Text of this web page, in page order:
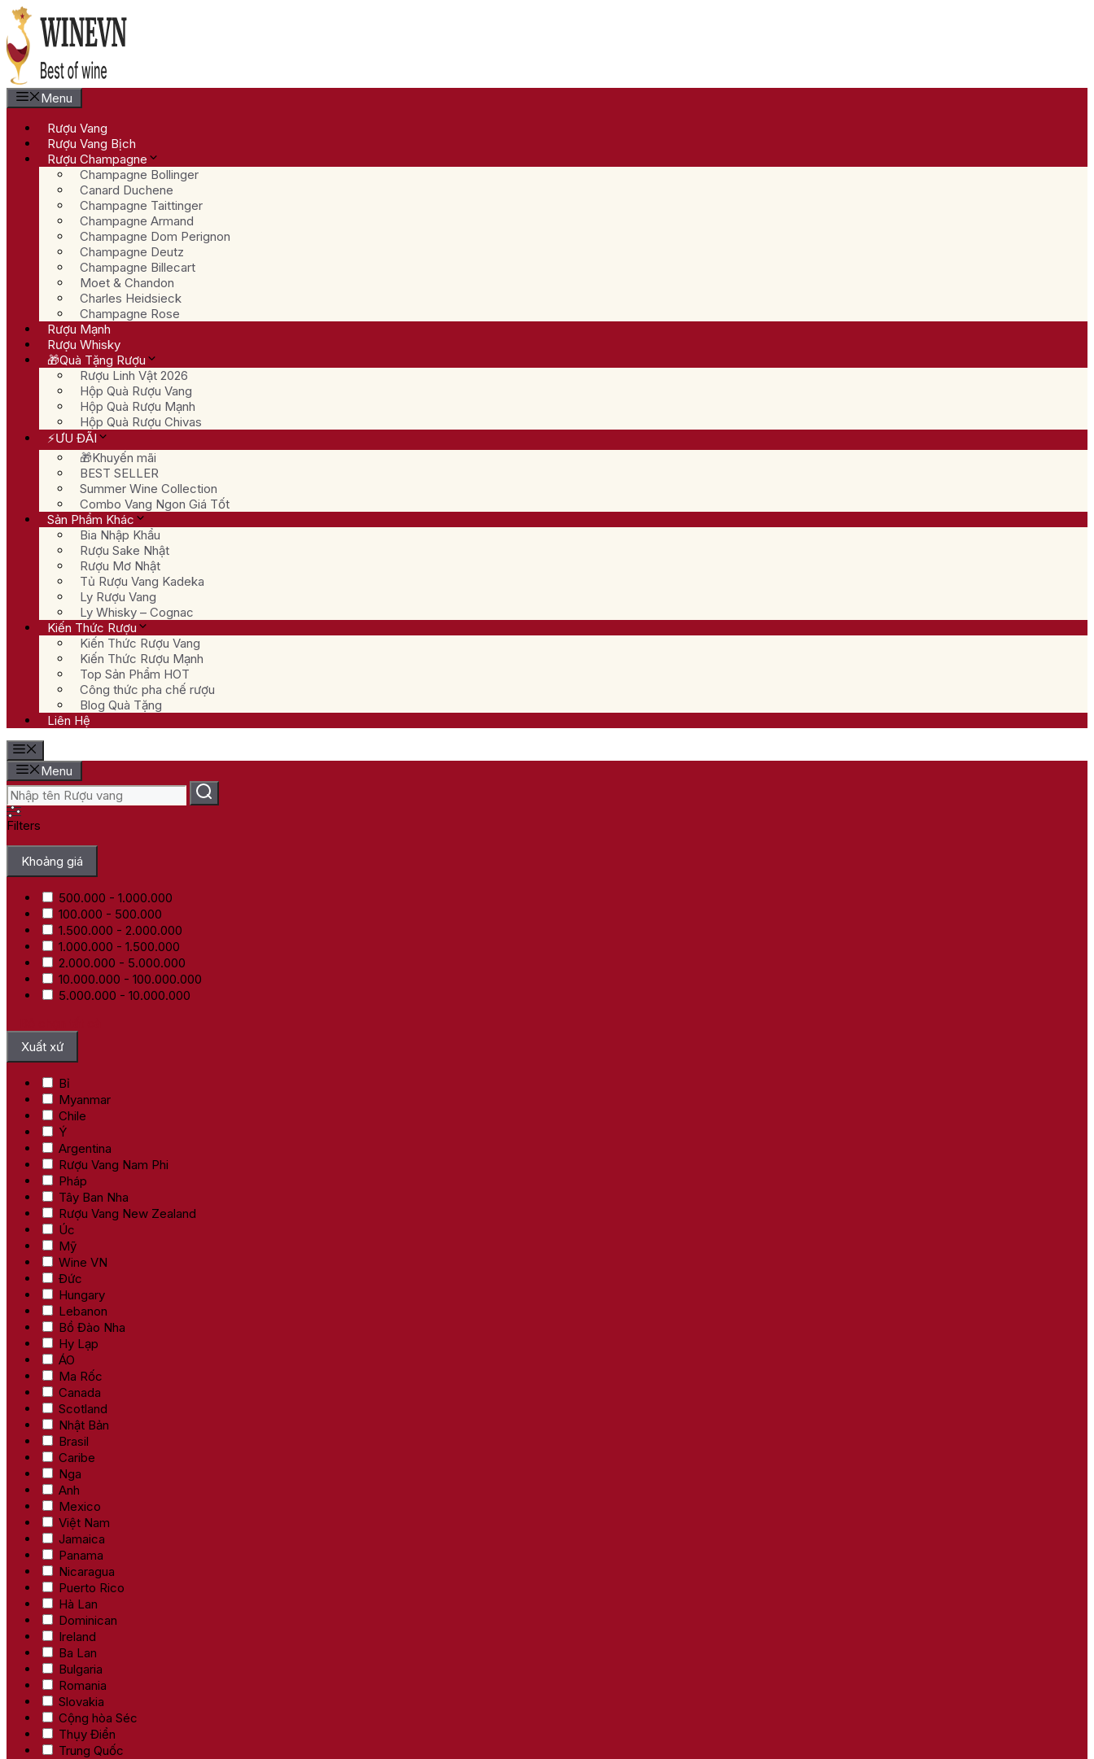
Chuyển
đến
nội
dung
Menu
Rượu Vang
Rượu Vang Bịch
Rượu Champagne
Champagne Bollinger
Canard Duchene
Champagne Taittinger
Champagne Armand
Champagne Dom Perignon
Champagne Deutz
Champagne Billecart
Moet & Chandon
Charles Heidsieck
Champagne Rose
Rượu Mạnh
Rượu Whisky
🎁Quà Tặng Rượu
Rượu Linh Vật 2026
Hộp Quà Rượu Vang
Hộp Quà Rượu Mạnh
Hộp Quà Rượu Chivas
⚡ƯU ĐÃI
🎁Khuyến mãi
BEST SELLER
Summer Wine Collection
Combo Vang Ngon Giá Tốt
Sản Phẩm Khác
Bia Nhập Khẩu
Rượu Sake Nhật
Rượu Mơ Nhật
Tủ Rượu Vang Kadeka
Ly Rượu Vang
Ly Whisky – Cognac
Kiến Thức Rượu
Kiến Thức Rượu Vang
Kiến Thức Rượu Mạnh
Top Sản Phẩm HOT
Công thức pha chế rượu
Blog Quà Tặng
Liên Hệ
Menu
Filters
Khoảng giá
500.000 - 1.000.000
100.000 - 500.000
1.500.000 - 2.000.000
1.000.000 - 1.500.000
2.000.000 - 5.000.000
10.000.000 - 100.000.000
5.000.000 - 10.000.000
Xuất xứ
Bỉ
Myanmar
Chile
Ý
Argentina
Rượu Vang Nam Phi
Pháp
Tây Ban Nha
Rượu Vang New Zealand
Úc
Mỹ
Wine VN
Đức
Hungary
Lebanon
Bồ Đào Nha
Hy Lạp
ÁO
Ma Rốc
Canada
Scotland
Nhật Bản
Brasil
Caribe
Nga
Anh
Mexico
Việt Nam
Jamaica
Panama
Nicaragua
Puerto Rico
Hà Lan
Dominican
Ireland
Ba Lan
Bulgaria
Romania
Slovakia
Cộng hòa Séc
Thụy Điển
Trung Quốc